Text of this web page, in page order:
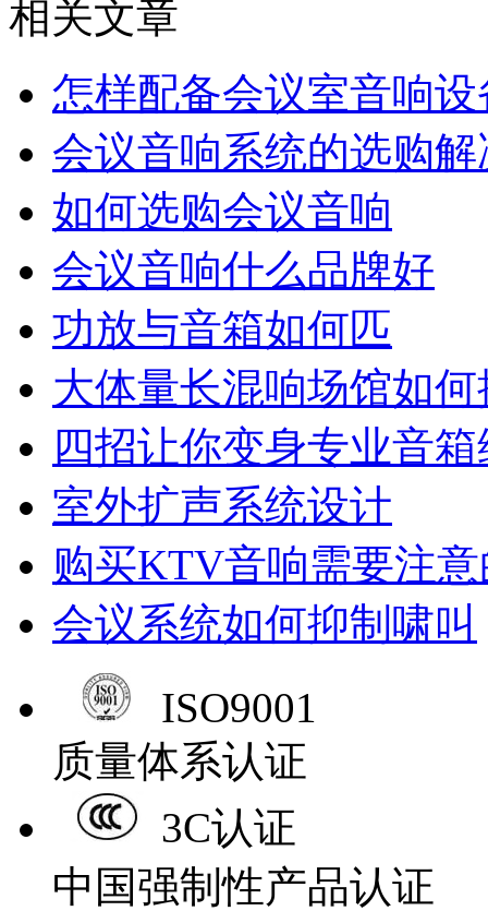
相关文章
怎样配备会议室音响设
会议音响系统的选购
如何选购会议音响
会议音响什么品牌好
功放与音箱如何匹
大体量长混响场馆如
四招让你变身专业音
室外扩声系统设计
购买KTV音响需要注
会议系统如何抑制啸叫
ISO9001
质量体系认证
3C认证
中国强制性产品认证